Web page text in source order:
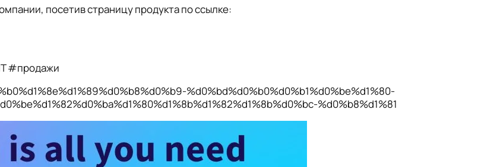
посетив страницу продукта по ссылке:
#продажи
%d0%bd%d0%b0%d0%b1%d0%be%d1%80-
%d0%b8%d1%81